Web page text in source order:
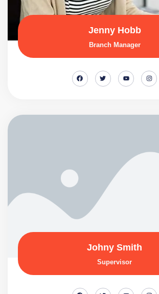
Jenny Hobb
Branch Manager
Johny Smith
Supervisor